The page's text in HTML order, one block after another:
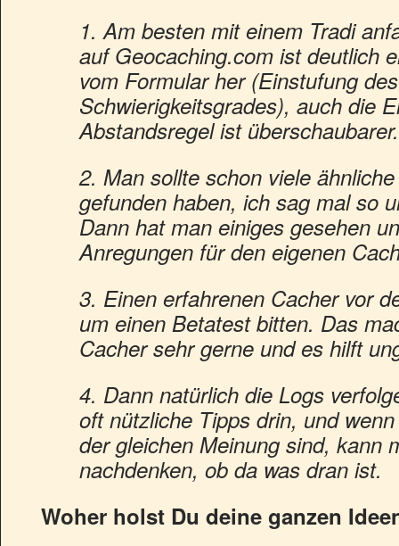
1. Am besten mit einem Tradi
auf Geocaching.com ist deutlich
vom Formular her (Einstufung des
Schwierigkeitsgrades), auch die
Abstandsregel ist überschaubarer.
2. Man sollte schon viele
gefunden haben, ich sag mal so
Dann hat man einiges gesehen
Anregungen für den eigenen
3. Einen erfahrenen Cacher vor
um einen Betatest bitten. Das
Cacher sehr gerne und es hilft
4. Dann natürlich die Logs
oft nützliche Tipps drin, und
der gleichen Meinung sind, kann
nachdenken, ob da was dran ist.
Woher holst Du deine ganzen